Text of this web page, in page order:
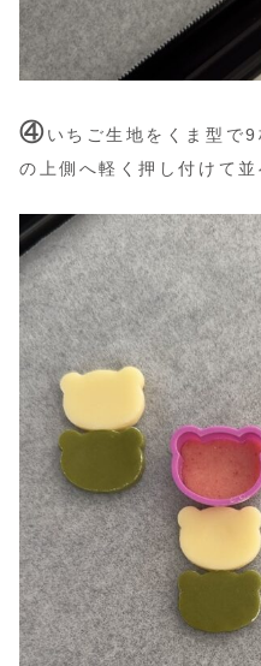
④いちご生地をくま型で
の上側へ軽く押し付けて並